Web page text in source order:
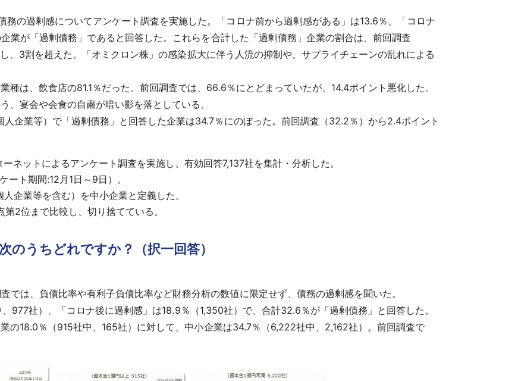
の過剰感についてアンケート調査を実施した。「コロナ前から過剰感がある」は13.6％、「コロナ
業が「過剰債務」であると回答した。これらを合計した「過剰債務」企業の割合は、前回調査
、3割を超えた。「オミクロン株」の感染拡大に伴う人流の抑制や、サプライチェーンの乱れによる
は、飲食店の81.1％だった。前回調査では、66.6％にとどまっていたが、14.4ポイント悪化した。
、宴会や会食の自粛が暗い影を落としている。
企業等）で「過剰債務」と回答した企業は34.7％にのぼった。前回調査（32.2％）から2.4ポイント
ネットによるアンケート調査を実施し、有効回答7,137社を集計・分析した。
ト期間:12月1日～9日）。
企業等を含む）を中小企業と定義した。
2位まで比較し、切り捨てている。
のうちどれですか？（択一回答）
は、負債比率や有利子負債比率など財務分析の数値に限定せず、債務の過剰感を聞いた。
977社）、「コロナ後に過剰感」は18.9％（1,350社）で、合計32.6％が「過剰債務」と回答した。
の18.0％（915社中、165社）に対して、中小企業は34.7％（6,222社中、2,162社）。前回調査で